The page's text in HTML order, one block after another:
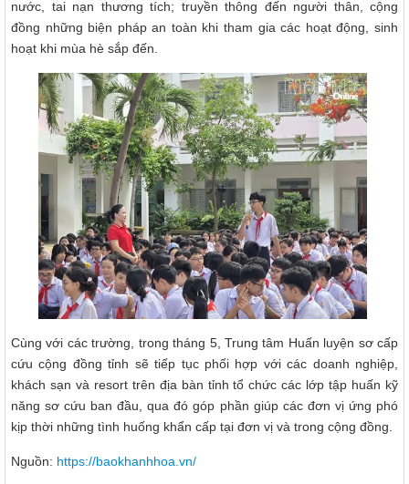
nước, tai nạn thương tích; truyền thông đến người thân, cộng
đồng những biện pháp an toàn khi tham gia các hoạt động, sinh
hoạt khi mùa hè sắp đến.
Cùng với các trường, trong tháng 5, Trung tâm Huấn luyện sơ cấp
cứu cộng đồng tỉnh sẽ tiếp tục phối hợp với các doanh nghiệp,
khách sạn và resort trên địa bàn tỉnh tổ chức các lớp tập huấn kỹ
năng sơ cứu ban đầu, qua đó góp phần giúp các đơn vị ứng phó
kịp thời những tình huống khẩn cấp tại đơn vị và trong cộng đồng.
Nguồn: https://baokhanhhoa.vn/